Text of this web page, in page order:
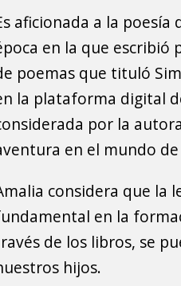
aficionada a la poesía
en la que escribió
poemas que tituló
la plataforma digital
por la
en el mundo
considera que la
en la
de los libros, se
hijos.